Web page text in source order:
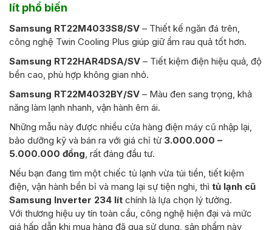
lít phổ biến
Samsung RT22M4033S8/SV – Thiết kế ngăn đá trên,
công nghệ Twin Cooling Plus giúp giữ ẩm rau quả tốt hơn.
Samsung RT22HAR4DSA/SV – Tiết kiệm điện hiệu quả, độ
bền cao, phù hợp không gian nhỏ.
Samsung RT22M4032BY/SV – Màu đen sang trọng, khả
năng làm lạnh nhanh, vận hành êm ái.
Những mẫu này được nhiều cửa hàng điện máy cũ nhập lại,
bảo dưỡng kỹ và bán ra với giá chỉ từ 3.000.000 –
5.000.000 đồng, rất đáng đầu tư.
Nếu bạn đang tìm một chiếc tủ lạnh vừa túi tiền, tiết kiệm
điện, vận hành bền bỉ và mang lại sự tiện nghi, thì tủ lạnh cũ
Samsung Inverter 234 lít chính là lựa chọn lý tưởng.
Với thương hiệu uy tín toàn cầu, công nghệ hiện đại và mức
giá hấp dẫn khi mua hàng đã qua sử dụng, sản phẩm này